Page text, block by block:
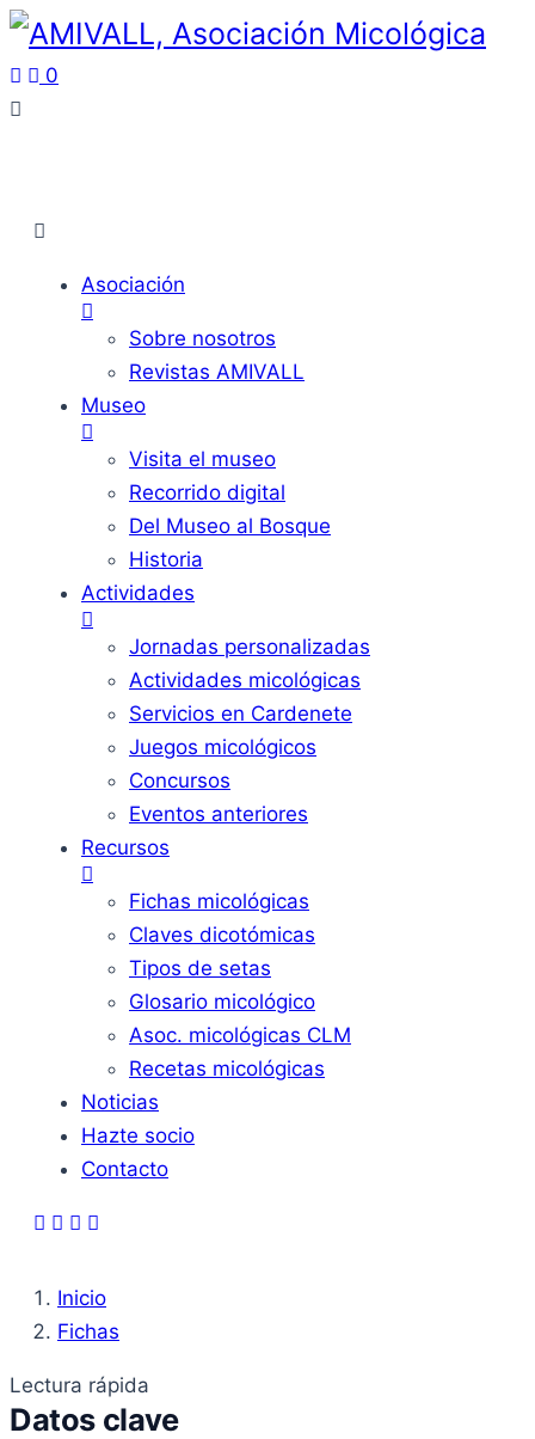
0
Asociación
Sobre nosotros
Revistas AMIVALL
Museo
Visita el museo
Recorrido digital
Del Museo al Bosque
Historia
Actividades
Jornadas personalizadas
Actividades micológicas
Servicios en Cardenete
Juegos micológicos
Concursos
Eventos anteriores
Recursos
Fichas micológicas
Claves dicotómicas
Tipos de setas
Glosario micológico
Asoc. micológicas CLM
Recetas micológicas
Noticias
Hazte socio
Contacto
Inicio
Fichas
Lectura rápida
Datos clave